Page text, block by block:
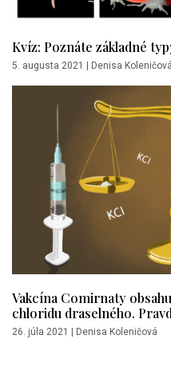
Kvíz: Poznáte základné
5. augusta 2021 | Denisa Koleničová
Vakcína Comirnaty
chloridu draselného.
26. júla 2021 Denisa Koleničová